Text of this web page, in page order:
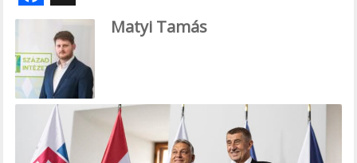
ac
e
b
o
o
k
Matyi Tamás